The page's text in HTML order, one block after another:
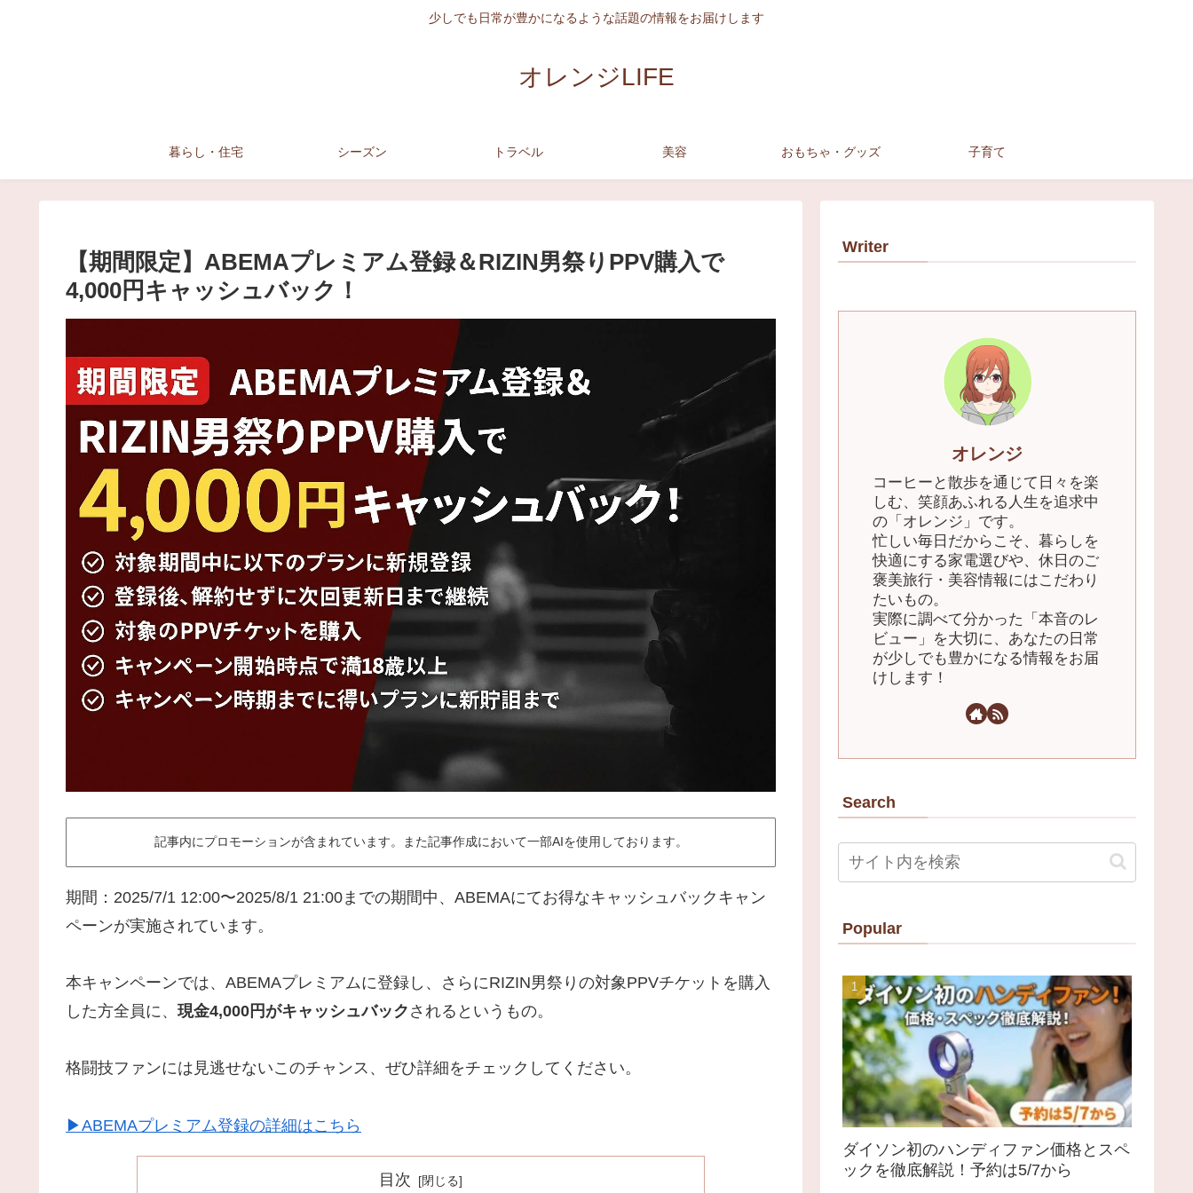
少しでも日常が豊かになるような話題の情報をお届けします
オレンジLIFE
暮らし・住宅 シーズン トラベル 美容 おもちゃ・グッズ 子育て
【期間限定】ABEMAプレミアム登録＆RIZIN男祭りPPV購入で
4,000円キャッシュバック！
記事内にプロモーションが含まれています。また記事作成において一部AIを使用しております。
期間：2025/7/1 12:00〜2025/8/1 21:00までの期間中、ABEMAにてお得なキャッシュバックキャン
ペーンが実施されています。
本キャンペーンでは、ABEMAプレミアムに登録し、さらにRIZIN男祭りの対象PPVチケットを購入
した方全員に、 現金4,000円がキャッシュバック されるというもの。
格闘技ファンには見逃せないこのチャンス、ぜひ詳細をチェックしてください。
▶ABEMAプレミアム登録の詳細はこちら
目次
Writer
オレンジ
​コーヒーと散歩を通じて日々を楽
しむ、笑顔あふれる人生を追求中
の「オレンジ」です。
忙しい毎日だからこそ、暮らしを
快適にする家電選びや、休日のご
褒美旅行・美容情報にはこだわり
たいもの。
実際に調べて分かった「本音のレ
ビュー」を大切に、あなたの日常
が少しでも豊かになる情報をお届
けします！
Search
Popular
ダイソン初のハンディファン価格とスペ
ックを徹底解説！予約は5/7から